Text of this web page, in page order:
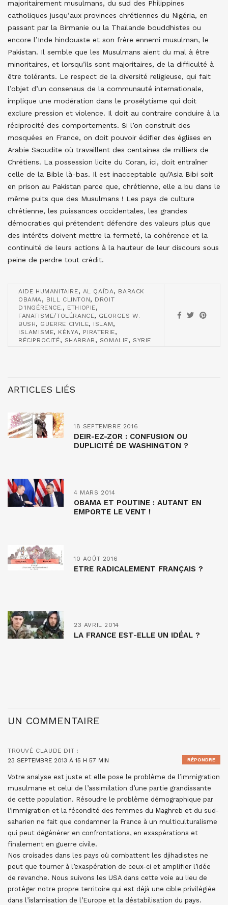
majoritairement musulmans, du sud des Philippines
catholiques jusqu’aux provinces chrétiennes du Nigéria, en
passant par la Birmanie ou la Thaïlande bouddhistes ou
encore l’Inde hindouïste et son frère ennemi musulman, le
Pakistan. Il semble que les Musulmans aient du mal à être
minoritaires, et lorsqu’ils sont majoritaires, de la difficulté à
être tolérants. Le respect de la diversité religieuse, qui fait
l’objet d’un consensus de la communauté internationale,
implique une modération dans le prosélytisme qui doit
exclure pression et violence. Il doit au contraire conduire à la
réciprocité des comportements. Si l’on construit des
mosquées en France, on doit pouvoir édifier des églises en
Arabie Saoudite où travaillent des centaines de milliers de
Chrétiens. La possession licite du Coran, ici, doit entraîner
celle de la Bible là-bas. Il est inacceptable qu’Asia Bibi soit
en prison au Pakistan parce que, chrétienne, elle a bu dans le
même puits que des Musulmans ! Les pays de culture
chrétienne, les puissances occidentales, les grandes
démocraties qui prétendent défendre des valeurs plus que
des intérêts doivent mettre la fermeté, la cohérence et la
continuité de leurs actions à la hauteur de leur discours sous
peine de perdre tout crédit.
AIDE HUMANITAIRE, AL QAÏDA, BARACK
OBAMA, BILL CLINTON, DROIT
D'INGÉRENCE., ETHIOPIE,
FANATISME/TOLÉRANCE, GEORGES W.
BUSH, GUERRE CIVILE, ISLAM,
ISLAMISME, KÉNYA, PIRATERIE,
RÉCIPROCITÉ, SHABBAB , SOMALIE, SYRIE
ARTICLES LIÉS
18 SEPTEMBRE 2016
DEIR-EZ-ZOR : CONFUSION OU
DUPLICITÉ DE WASHINGTON ?
4 MARS 2014
OBAMA ET POUTINE : AUTANT EN
EMPORTE LE VENT !
10 AOÛT 2016
ETRE RADICALEMENT FRANÇAIS ?
23 AVRIL 2014
LA FRANCE EST-ELLE UN IDÉAL ?
UN COMMENTAIRE
TROUVÉ CLAUDE DIT :
23 SEPTEMBRE 2013 À 15 H 57 MIN
Votre analyse est juste et elle pose le problème de l’immigration
musulmane et celui de l’assimilation d’une partie grandissante
de cette population. Résoudre le problème démographique par
l’immigration et la fécondité des femmes du Maghreb et du sud-
saharien ne fait que condamner la France à un multiculturalisme
qui peut dégénérer en confrontations, en exaspérations et
finalement en guerre civile.
Nos croisades dans les pays où combattent les djihadistes ne
peut que tourner à l’exaspération de ceux-ci et amplifier l’idée
de revanche. Nous suivons les USA dans cette voie au lieu de
protéger notre propre territoire qui est déjà une cible privilégiée
dans l’islamisation de l’Europe et la déstabilisation du pays.
RÉPONDRE